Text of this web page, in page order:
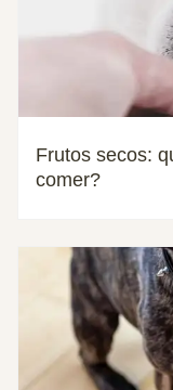
Frutos secos:
comer?